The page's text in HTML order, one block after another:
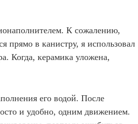
К сожалению,
прямо в канистру, я использовал
Когда, керамика уложена,
его водой. После
и удобно, одним движением.